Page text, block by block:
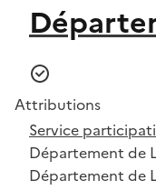
Attributions
Service
Département de
Département de